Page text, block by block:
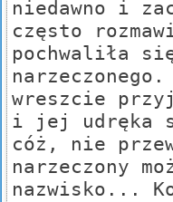
niedawno i
często
pochwaliła
wreszcie
i jej udręka
cóż, nie
narzeczony
nazwisko...